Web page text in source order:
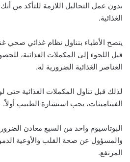
بدون عمل التحاليل اللازمة للتأكد من
الغذائية.
ينصح الأطباء بتناول نظام غذائي صحي
قبل اللجوء إلى المكملات الغذائية،
العناصر الغذائية الضرورية له.
لذلك قبل تناول المكملات الغذائية
الفيتامينات، يجب استشارة الطبيب أولاً.
البوتاسيوم واحد من السبع معادن
والمسؤول عن صحة القلب والأوعية
المرتفع.